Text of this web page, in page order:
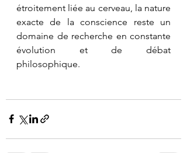
étroitement liée au cerveau, la nature
exacte de la conscience reste un
domaine de recherche en constante
évolution et de débat
philosophique.